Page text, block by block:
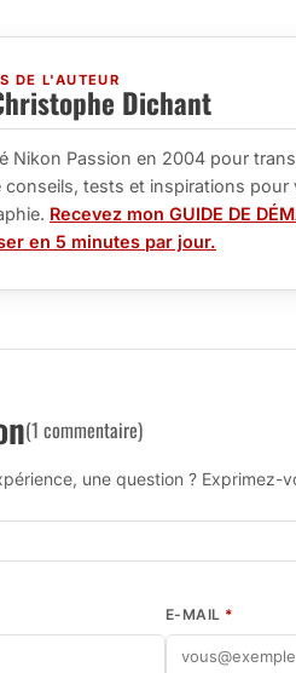
DE L'AUTEUR
Dichant
Nikon Passion en 2004 pour
conseils, tests et inspirations
Recevez mon GUIDE DE
en 5 minutes par jour.
(1 commentaire)
une question ? Exprimez-
E-MAIL *